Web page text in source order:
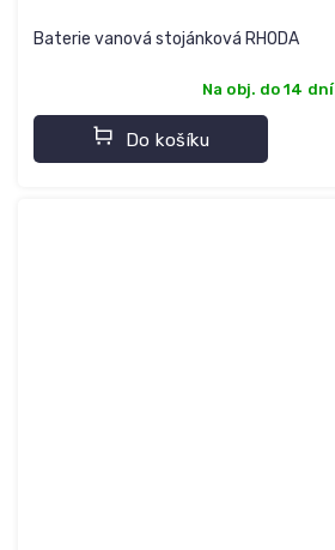
Baterie vanová stojánková RHODA
Na obj. do 14 dní
Do košíku